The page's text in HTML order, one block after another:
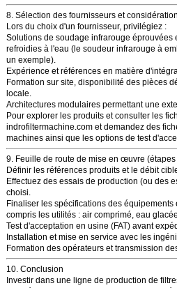
8. Sélection des fournisseurs et
Lors du choix d'un fournisseur, privilégiez :
Solutions de soudage infrarouge éprouvées
refroidies à l'eau (le soudeur infrarouge à
un exemple).
Expérience et références en matière
Formation sur site, disponibilité des pièces
locale.
Architectures modulaires permettant une
Pour explorer les produits et consulter les
indrofiltermachine.comet demandez des
machines ainsi que les options de test
9. Feuille de route de mise en œuvre
Définir les références produits et le débit
Effectuez des essais de production (ou des
choisi.
Finaliser les spécifications des
compris les utilités : air comprimé, eau
Test d'acceptation en usine (FAT) avant
Installation et mise en service avec les
Formation des opérateurs et transmission
10. Conclusion
Investir dans une ligne de production de